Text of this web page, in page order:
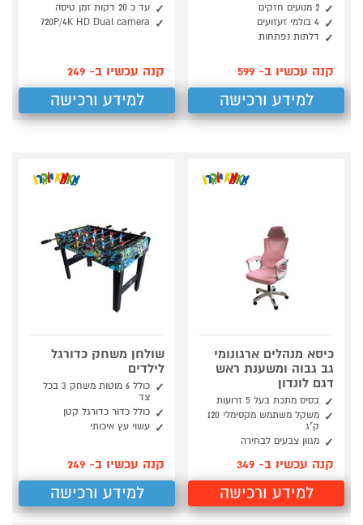
2 מנועים חזקים
4 בולמי זעזועים
דלתות נפתחות
קנה עכשיו ב- 599
למידע ורכישה
עד כ 20 דקות זמן טיסה
720P/4K HD Dual camera
קנה עכשיו ב- 249
למידע ורכישה
כיסא מנהלים ארגונומי
גב גבוה ומשענת ראש
דגם לונדון
בסיס מתכת בעל 5 זרועות
משקל משתמש מקסימלי 120
ק"ג
מגוון צבעים לבחירה
קנה עכשיו ב- 349
למידע ורכישה
שולחן משחק כדורגל
לילדים
כולל 6 מוטות משחק 3 בכל
צד
כולל כדור כדורגל קטן
עשוי עץ איכותי
קנה עכשיו ב- 249
למידע ורכישה